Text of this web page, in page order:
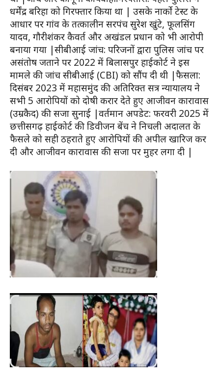
धर्मेंद्र बरिहा को गिरफ्तार किया था | उसके नार्को टेस्ट के
आधार पर गांव के तत्कालीन सरपंच सुरेश खुंटे, फूलसिंग
यादव, गौरीशंकर कैवर्त और अखंडल प्रधान को भी आरोपी
बनाया गया |सीबीआई जांच: परिजनों द्वारा पुलिस जांच पर
असंतोष जताने पर 2022 में बिलासपुर हाईकोर्ट ने इस
मामले की जांच सीबीआई (CBI) को सौंप दी थी |फैसला:
दिसंबर 2023 में महासमुंद की अतिरिक्त सत्र न्यायालय ने
सभी 5 आरोपियों को दोषी करार देते हुए आजीवन कारावास
(उम्रकैद) की सजा सुनाई |वर्तमान अपडेट: फरवरी 2025 में
छत्तीसगढ़ हाईकोर्ट की डिवीजन बेंच ने निचली अदालत के
फैसले को सही ठहराते हुए आरोपियों की अपील खारिज कर
दी और आजीवन कारावास की सजा पर मुहर लगा दी |